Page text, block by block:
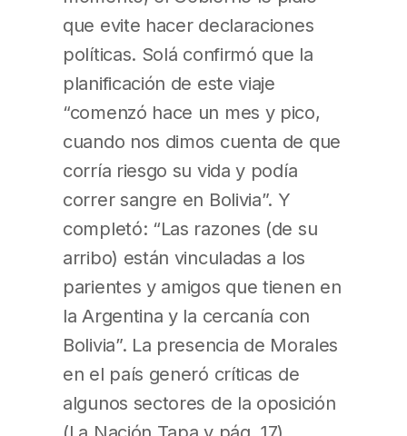
que evite hacer declaraciones
políticas. Solá confirmó que la
planificación de este viaje
“comenzó hace un mes y pico,
cuando nos dimos cuenta de que
corría riesgo su vida y podía
correr sangre en Bolivia”. Y
completó: “Las razones (de su
arribo) están vinculadas a los
parientes y amigos que tienen en
la Argentina y la cercanía con
Bolivia”. La presencia de Morales
en el país generó críticas de
algunos sectores de la oposición